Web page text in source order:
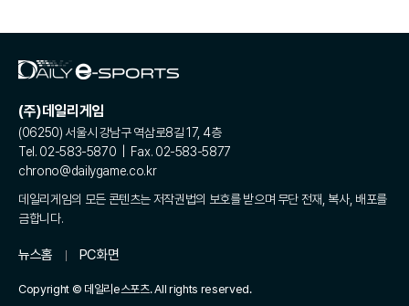
(주)데일리게임
(06250) 서울시 강남구 역삼로8길 17, 4층
Tel. 02-583-5870 | Fax. 02-583-5877
chrono@dailygame.co.kr
데일리게임의 모든 콘텐츠는 저작권법의 보호를 받으며 무단 전재, 복사, 배포를
금합니다.
뉴스홈 PC화면
Copyright © 데일리e스포츠. All rights reserved.